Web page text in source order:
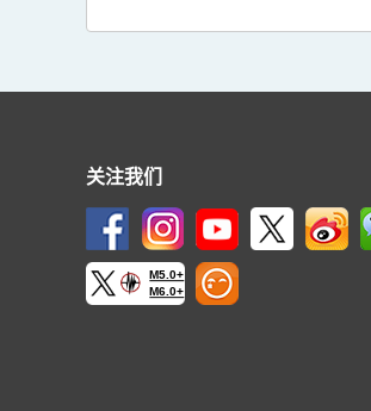
关注我们
M5.0+
M6.0+